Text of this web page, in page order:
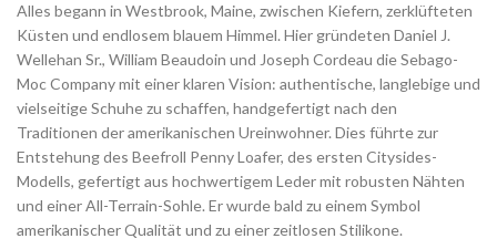
Alles begann in Westbrook, Maine, zwischen Kiefern, zerklüfteten
Küsten und endlosem blauem Himmel. Hier gründeten Daniel J.
Wellehan Sr., William Beaudoin und Joseph Cordeau die Sebago-
Moc Company mit einer klaren Vision: authentische, langlebige und
vielseitige Schuhe zu schaffen, handgefertigt nach den
Traditionen der amerikanischen Ureinwohner. Dies führte zur
Entstehung des Beefroll Penny Loafer, des ersten Citysides-
Modells, gefertigt aus hochwertigem Leder mit robusten Nähten
und einer All-Terrain-Sohle. Er wurde bald zu einem Symbol
amerikanischer Qualität und zu einer zeitlosen Stilikone.